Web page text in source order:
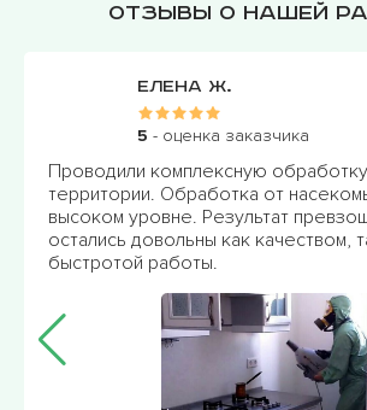
Отзывы о нашей
Елена Ж.
5 - оценка заказчика
Проводили комплексную
территории. Обработка от
высоком уровне. Результат
остались довольны как качеством,
быстротой работы.